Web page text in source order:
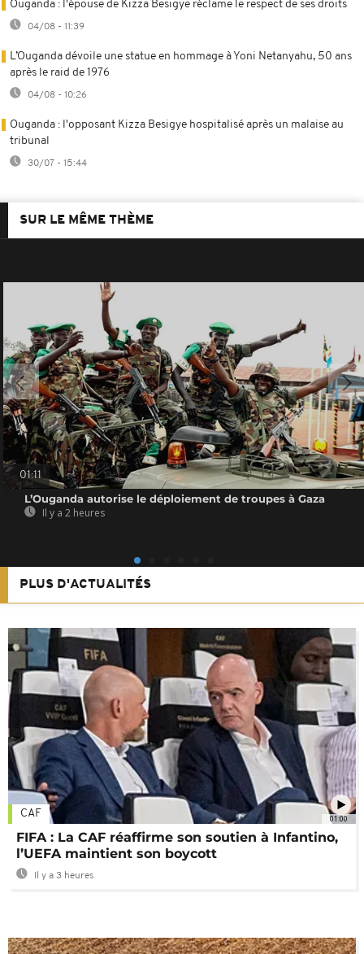
Ouganda : l'épouse de Kizza Besigye réclame le respect de ses droits
04/08 - 11:39
L’Ouganda dévoile une statue en hommage à Yoni Netanyahu, 50 ans
après le raid de 1976
04/08 - 10:26
Ouganda : l'opposant Kizza Besigye hospitalisé après un malaise au
tribunal
30/07 - 15:44
SUR LE MÊME THÈME
01:11
L’Ouganda autorise le déploiement de troupes à Gaza
Il y a 2 heures
PLUS D'ACTUALITÉS
01:00
CAF
FIFA : La CAF réaffirme son soutien à Infantino,
l’UEFA maintient son boycott
Il y a 3 heures